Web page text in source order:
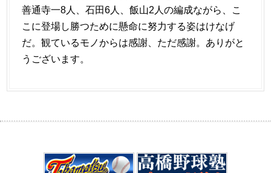
善通寺一8人、石田6人、飯山2人の編成ながら、こ
こに登場し勝つために懸命に努力する姿はけなげ
だ。観ているモノからは感謝、ただ感謝。ありがと
うございます。